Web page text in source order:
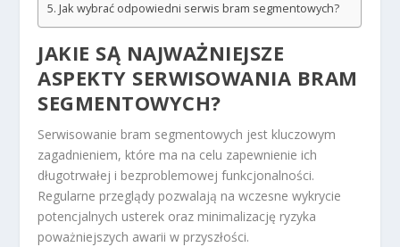
Jak wybrać odpowiedni serwis bram segmentowych?
JAKIE SĄ NAJWAŻNIEJSZE
ASPEKTY SERWISOWANIA BRAM
SEGMENTOWYCH?
Serwisowanie bram segmentowych jest kluczowym
zagadnieniem, które ma na celu zapewnienie ich
długotrwałej i bezproblemowej funkcjonalności.
Regularne przeglądy pozwalają na wczesne wykrycie
potencjalnych usterek oraz minimalizację ryzyka
poważniejszych awarii w przyszłości.